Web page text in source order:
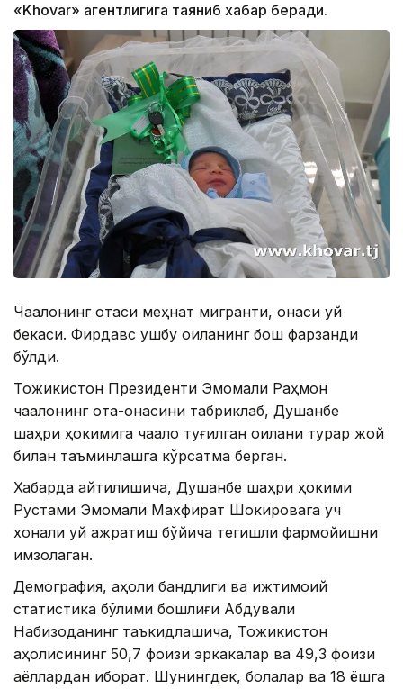
«Khovar» агентлигига таяниб хабар беради.
Чақалоқнинг отаси меҳнат мигранти, онаси уй
бекаси. Фирдавс ушбу оиланинг бош фарзанди
бўлди.
Тожикистон Президенти Эмомали Раҳмон
чақалоқнинг ота-онасини табриклаб, Душанбе
шаҳри ҳокимига чақалоқ туғилган оилани турар жой
билан таъминлашга кўрсатма берган.
Хабарда айтилишича, Душанбе шаҳри ҳокими
Рустами Эмомали Махфират Шокировага уч
хонали уй ажратиш бўйича тегишли фармойишни
имзолаган.
Демография, аҳоли бандлиги ва ижтимоий
статистика бўлими бошлиғи Абдували
Набизоданинг таъкидлашича, Тожикистон
аҳолисининг 50,7 фоизи эркакалар ва 49,3 фоизи
аёллардан иборат. Шунингдек, болалар ва 18 ёшга